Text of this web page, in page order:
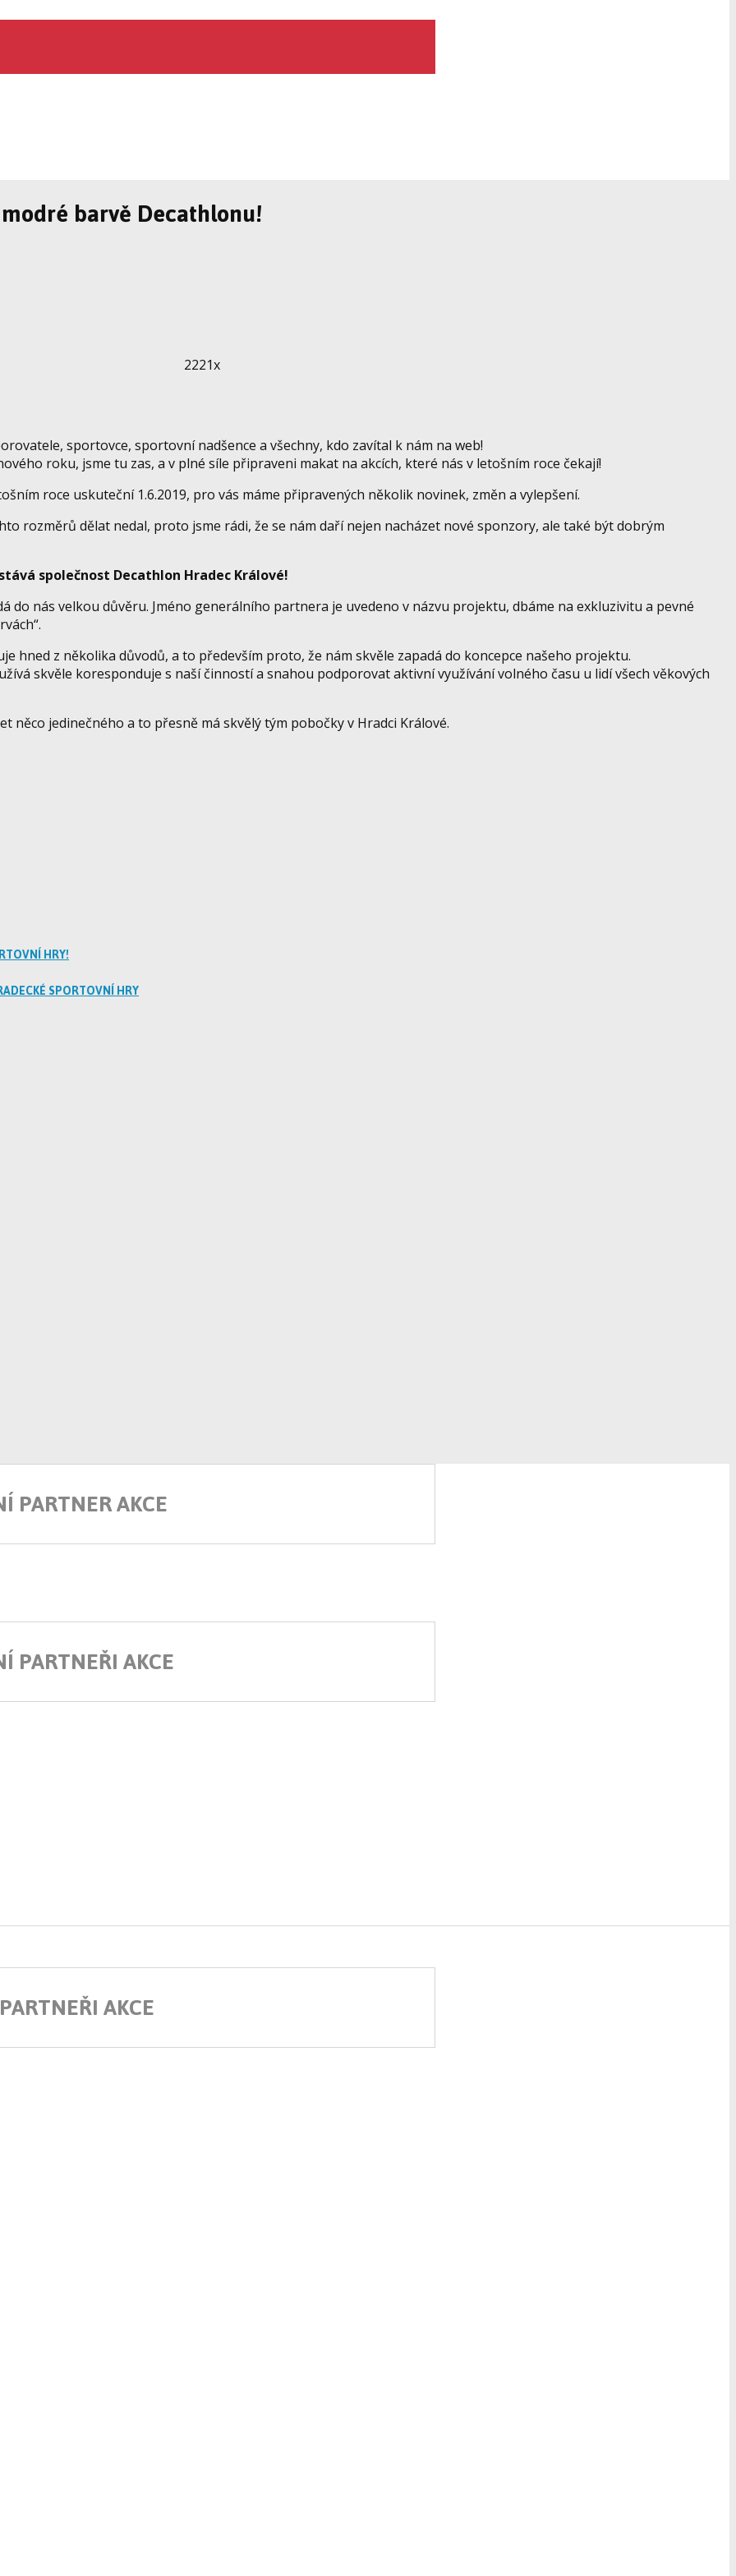
barvě Decathlonu!
2221x
sportovce, sportovní nadšence a všechny, kdo zavítal k nám na web!
roku, jsme tu zas, a v plné síle připraveni makat na akcích, které nás v letošním roce čekají!
roce uskuteční 1.6.2019, pro vás máme připravených několik novinek, změn a vylepšení.
rozměrů dělat nedal, proto jsme rádi, že se nám daří nejen nacházet nové sponzory, ale také být dobrým
společnost Decathlon Hradec Králové!
nás velkou důvěru. Jméno generálního partnera je uvedeno v názvu projektu, dbáme na exkluzivitu a pevné
hned z několika důvodů, a to především proto, že nám skvěle zapadá do koncepce našeho projektu.
skvěle koresponduje s naší činností a snahou podporovat aktivní využívání volného času u lidí všech věkových
něco jedinečného a to přesně má skvělý tým pobočky v Hradci Králové.
HRY!
SPORTOVNÍ HRY
PARTNER AKCE
PARTNEŘI AKCE
AKCE